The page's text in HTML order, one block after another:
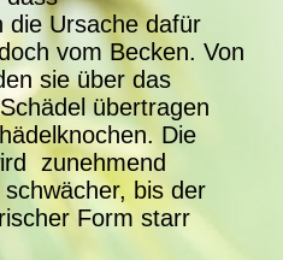
die Ursache dafür
vom Becken. Von
sie über das
übertragen
Die
zunehmend
bis der
Form starr